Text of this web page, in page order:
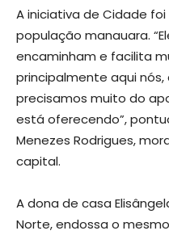
A iniciativa de Cidade
população manauara.
encaminham e facilita
principalmente aqui
precisamos muito do
está oferecendo”,
Menezes Rodrigues,
capital.
A dona de casa
Norte, endossa o